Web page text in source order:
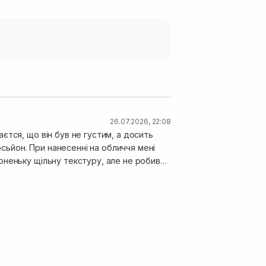
26.07.2026, 22:08
що він був не густим, а досить
мені
щільну текстуру, але не робив
шкіри, яка забиралась засобом для